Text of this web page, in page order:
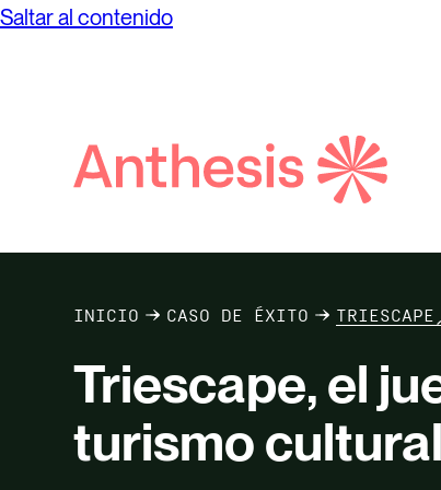
Saltar al contenido
INICIO CASO DE ÉXITO
Triescape, el
turismo cultural